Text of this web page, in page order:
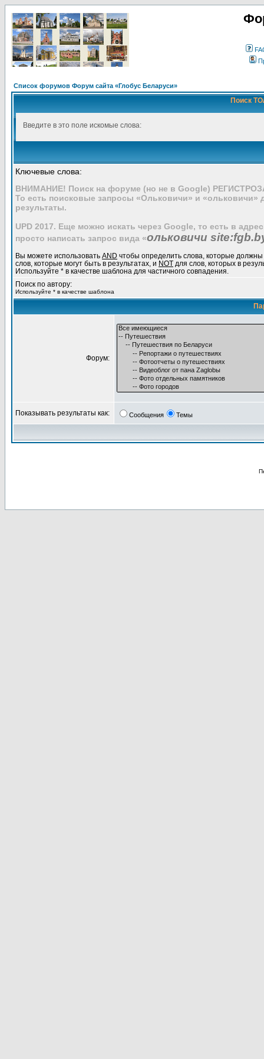
Список форумов Форум сайта «Глобус Беларуси»
Поиск
Введите в это поле искомые слова:
Ключевые слова:
ВНИМАНИЕ! Поиск на форуме (но не в Google)
То есть поисковые запросы «Ольковичи» и «ольковичи»
результаты.
UPD 2017. Еще можно искать через Google, то есть в
просто написать запрос вида «ольковичи
Вы можете использовать AND чтобы определить слова, которые должны
слов, которые могут быть в результатах, и NOT для слов, которых в
Используйте * в качестве шаблона для частичного совпадения.
Поиск по автору:
Используйте * в качестве шаблона
Форум:
Показывать результаты как: Сообщения Темы